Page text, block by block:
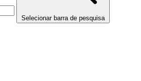
Selecionar barra de pesquisa